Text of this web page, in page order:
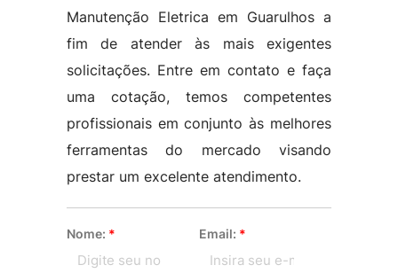
Manutenção Eletrica em Guarulhos a
fim de atender às mais exigentes
solicitações. Entre em contato e faça
uma cotação, temos competentes
profissionais em conjunto às melhores
ferramentas do mercado visando
prestar um excelente atendimento.
Nome: * Email: *